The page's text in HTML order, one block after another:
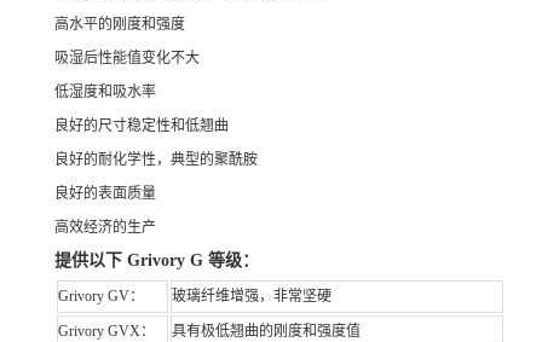
高水平的刚度和强度
吸湿后性能值变化不大
低湿度和吸水率
良好的尺寸稳定性和低翘曲
良好的耐化学性，典型的聚酰胺
良好的表面质量
高效经济的生产
提供以下 Grivory G 等级：
Grivory GV： 玻璃纤维增强，非常坚硬
Grivory GVX： 具有极低翘曲的刚度和强度值